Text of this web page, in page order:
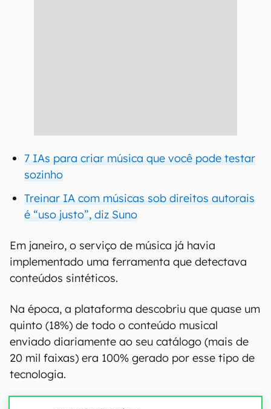
7 IAs para criar música que você pode testar
sozinho
Treinar IA com músicas sob direitos autorais
é “uso justo”, diz Suno
Em janeiro, o serviço de música já havia
implementado uma ferramenta que detectava
conteúdos sintéticos.
Na época, a plataforma descobriu que quase um
quinto (18%) de todo o conteúdo musical
enviado diariamente ao seu catálogo (mais de
20 mil faixas) era 100% gerado por esse tipo de
tecnologia.